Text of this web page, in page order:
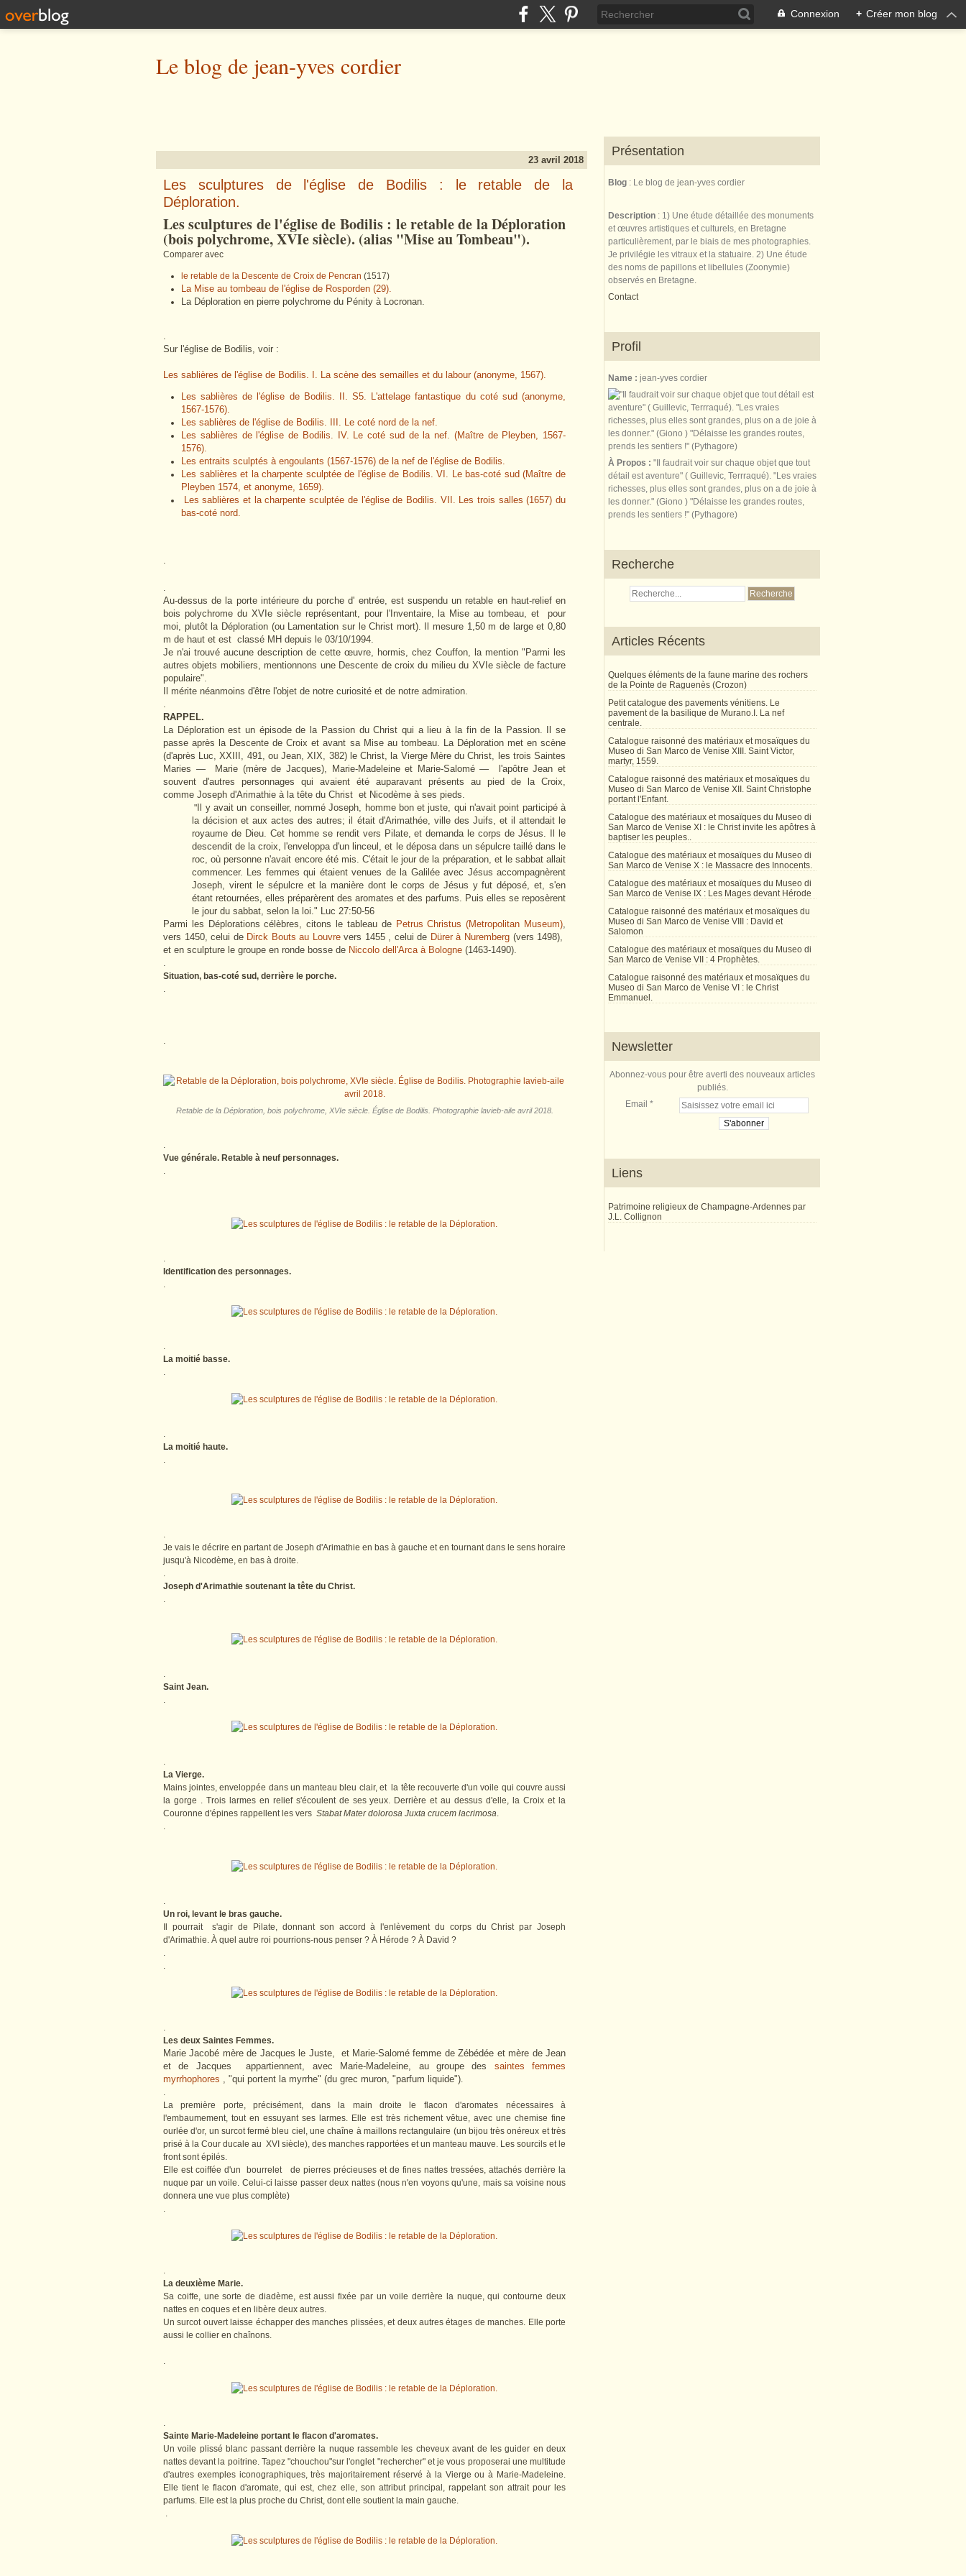
Connexion + Créer mon blog
Le blog de jean-yves cordier
23 avril 2018
Les sculptures de l'église de Bodilis : le retable de la
Déploration.
Les sculptures de l'église de Bodilis : le retable de la Déploration
(bois polychrome, XVIe siècle). (alias "Mise au Tombeau").
Comparer avec
le retable de la Descente de Croix de Pencran (1517)
La Mise au tombeau de l'église de Rosporden (29).
La Déploration en pierre polychrome du Pénity à Locronan.
.
Sur l'église de Bodilis, voir :
Les sablières de l'église de Bodilis. I. La scène des semailles et du labour (anonyme, 1567).
Les sablières de l'église de Bodilis. II. S5. L'attelage fantastique du coté sud (anonyme,
1567-1576).
Les sablières de l'église de Bodilis. III. Le coté nord de la nef.
Les sablières de l'église de Bodilis. IV. Le coté sud de la nef. (Maître de Pleyben, 1567-
1576).
Les entraits sculptés à engoulants (1567-1576) de la nef de l'église de Bodilis.
Les sablières et la charpente sculptée de l'église de Bodilis. VI. Le bas-coté sud (Maître de
Pleyben 1574, et anonyme, 1659).
Les sablières et la charpente sculptée de l'église de Bodilis. VII. Les trois salles (1657) du
bas-coté nord.
.
.
Au-dessus de la porte intérieure du porche d' entrée, est suspendu un retable en haut-relief en
bois polychrome du XVIe siècle représentant, pour l'Inventaire, la Mise au tombeau, et pour
moi, plutôt la Déploration (ou Lamentation sur le Christ mort). Il mesure 1,50 m de large et 0,80
m de haut et est classé MH depuis le 03/10/1994.
Je n'ai trouvé aucune description de cette œuvre, hormis, chez Couffon, la mention "Parmi les
autres objets mobiliers, mentionnons une Descente de croix du milieu du XVIe siècle de facture
populaire".
Il mérite néanmoins d'être l'objet de notre curiosité et de notre admiration.
.
RAPPEL.
La Déploration est un épisode de la Passion du Christ qui a lieu à la fin de la Passion. Il se
passe après la Descente de Croix et avant sa Mise au tombeau. La Déploration met en scène
(d'après Luc, XXIII, 491, ou Jean, XIX, 382) le Christ, la Vierge Mère du Christ, les trois Saintes
Maries — Marie (mère de Jacques), Marie-Madeleine et Marie-Salomé — l'apôtre Jean et
souvent d'autres personnages qui avaient été auparavant présents au pied de la Croix,
comme Joseph d'Arimathie à la tête du Christ et Nicodème à ses pieds.
" Il y avait un conseiller, nommé Joseph, homme bon et juste, qui n'avait point participé à
la décision et aux actes des autres; il était d'Arimathée, ville des Juifs, et il attendait le
royaume de Dieu. Cet homme se rendit vers Pilate, et demanda le corps de Jésus. Il le
descendit de la croix, l'enveloppa d'un linceul, et le déposa dans un sépulcre taillé dans le
roc, où personne n'avait encore été mis. C'était le jour de la préparation, et le sabbat allait
commencer. Les femmes qui étaient venues de la Galilée avec Jésus accompagnèrent
Joseph, virent le sépulcre et la manière dont le corps de Jésus y fut déposé, et, s'en
étant retournées, elles préparèrent des aromates et des parfums. Puis elles se reposèrent
le jour du sabbat, selon la loi." Luc 27:50-56
Parmi les Déplorations célèbres, citons le tableau de Petrus Christus (Metropolitan Museum),
vers 1450, celui de Dirck Bouts au Louvrevers 1455 , celui de Dürer à Nuremberg (vers 1498),
et en sculpture le groupe en ronde bosse de Niccolo dell'Arca à Bologne (1463-1490).
.
Situation, bas-coté sud, derrière le porche.
.
.
Retable de la Déploration, bois polychrome, XVIe siècle. Église de Bodilis. Photographie lavieb-aile avril 2018.
.
Vue générale. Retable à neuf personnages.
.
.
Identification des personnages.
.
.
La moitié basse.
.
.
La moitié haute.
.
.
Je vais le décrire en partant de Joseph d'Arimathie en bas à gauche et en tournant dans le sens horaire
jusqu'à Nicodème, en bas à droite.
.
Joseph d'Arimathie soutenant la tête du Christ.
.
.
Saint Jean.
.
.
La Vierge.
Mains jointes, enveloppée dans un manteau bleu clair, et la tête recouverte d'un voile qui couvre aussi
la gorge . Trois larmes en relief s'écoulent de ses yeux. Derrière et au dessus d'elle, la Croix et la
Couronne d'épines rappellent les vers Stabat Mater dolorosa Juxta crucem lacrimosa.
.
.
Un roi, levant le bras gauche.
Il pourrait s'agir de Pilate, donnant son accord à l'enlèvement du corps du Christ par Joseph
d'Arimathie. À quel autre roi pourrions-nous penser ? À Hérode ? À David ?
.
.
.
Les deux Saintes Femmes.
Marie Jacobé mère de Jacques le Juste, et Marie-Salomé femme de Zébédée et mère de Jean
et de Jacques appartiennent, avec Marie-Madeleine, au groupe des saintes femmes
myrrhophores , "qui portent la myrrhe" (du grec muron, "parfum liquide").
.
La première porte, précisément, dans la main droite le flacon d'aromates nécessaires à
l'embaumement, tout en essuyant ses larmes. Elle est très richement vêtue, avec une chemise fine
ourlée d'or, un surcot fermé bleu ciel, une chaîne à maillons rectangulaire (un bijou très onéreux et très
prisé à la Cour ducale au XVI siècle), des manches rapportées et un manteau mauve. Les sourcils et le
front sont épilés.
Elle est coiffée d'un bourrelet de pierres précieuses et de fines nattes tressées, attachés derrière la
nuque par un voile. Celui-ci laisse passer deux nattes (nous n'en voyons qu'une, mais sa voisine nous
donnera une vue plus complète)
.
.
La deuxième Marie.
Sa coiffe, une sorte de diadème, est aussi fixée par un voile derrière la nuque, qui contourne deux
nattes en coques et en libère deux autres.
Un surcot ouvert laisse échapper des manches plissées, et deux autres étages de manches. Elle porte
aussi le collier en chaînons.
.
.
Sainte Marie-Madeleine portant le flacon d'aromates.
Un voile plissé blanc passant derrière la nuque rassemble les cheveux avant de les guider en deux
nattes devant la poitrine. Tapez "chouchou"sur l'onglet "rechercher" et je vous proposerai une multitude
d'autres exemples iconographiques, très majoritairement réservé à la Vierge ou à Marie-Madeleine.
Elle tient le flacon d'aromate, qui est, chez elle, son attribut principal, rappelant son attrait pour les
parfums. Elle est la plus proche du Christ, dont elle soutient la main gauche.
.
Présentation
Blog : Le blog de jean-yves cordier
Description : 1) Une étude détaillée des monuments
et œuvres artistiques et culturels, en Bretagne
particulièrement, par le biais de mes photographies.
Je privilégie les vitraux et la statuaire. 2) Une étude
des noms de papillons et libellules (Zoonymie)
observés en Bretagne.
Contact
Profil
Name : jean-yves cordier
À Propos : "Il faudrait voir sur chaque objet que tout
détail est aventure" ( Guillevic, Terrraqué). "Les vraies
richesses, plus elles sont grandes, plus on a de joie à
les donner." (Giono ) "Délaisse les grandes routes,
prends les sentiers !" (Pythagore)
Recherche
Articles Récents
Quelques éléments de la faune marine des rochers
de la Pointe de Raguenès (Crozon)
Petit catalogue des pavements vénitiens. Le
pavement de la basilique de Murano.I. La nef
centrale.
Catalogue raisonné des matériaux et mosaïques du
Museo di San Marco de Venise XIII. Saint Victor,
martyr, 1559.
Catalogue raisonné des matériaux et mosaïques du
Museo di San Marco de Venise XII. Saint Christophe
portant l'Enfant.
Catalogue des matériaux et mosaïques du Museo di
San Marco de Venise XI : le Christ invite les apôtres à
baptiser les peuples..
Catalogue des matériaux et mosaïques du Museo di
San Marco de Venise X : le Massacre des Innocents.
Catalogue des matériaux et mosaïques du Museo di
San Marco de Venise IX : Les Mages devant Hérode
Catalogue raisonné des matériaux et mosaïques du
Museo di San Marco de Venise VIII : David et
Salomon
Catalogue des matériaux et mosaïques du Museo di
San Marco de Venise VII : 4 Prophètes.
Catalogue raisonné des matériaux et mosaïques du
Museo di San Marco de Venise VI : le Christ
Emmanuel.
Newsletter
Abonnez-vous pour être averti des nouveaux articles
publiés.
Email
Liens
Patrimoine religieux de Champagne-Ardennes par
J.L. Collignon